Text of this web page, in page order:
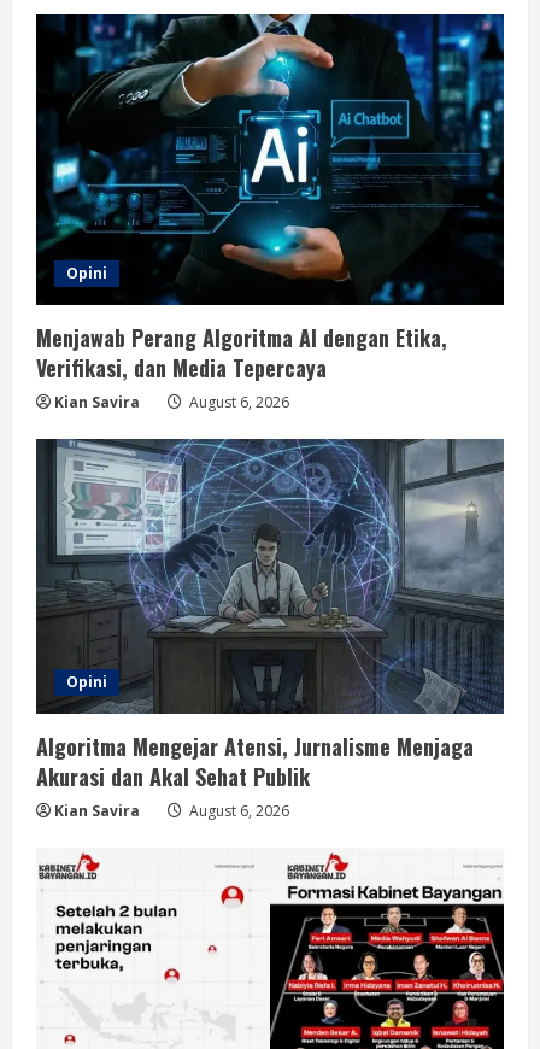
Opini
Menjawab Perang Algoritma AI dengan Etika,
Verifikasi, dan Media Tepercaya
Kian Savira August 6, 2026
Opini
Algoritma Mengejar Atensi, Jurnalisme Menjaga
Akurasi dan Akal Sehat Publik
Kian Savira August 6, 2026